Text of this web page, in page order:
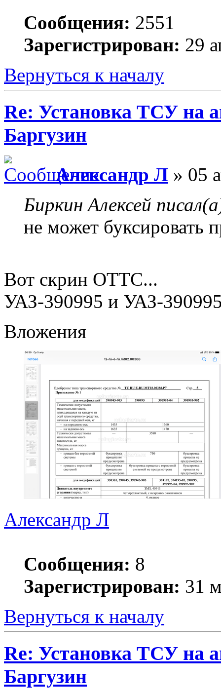
Сообщения: 2551
Зарегистрирован: 29
Вернуться к началу
Re: Установка ТСУ на
Баргузин
Александр Л » 05
Биркин Алексей
не может буксировать
Вот скрин ОТТС...
УАЗ-390995 и УАЗ-
Вложения
Александр Л
Сообщения: 8
Зарегистрирован: 31
Вернуться к началу
Re: Установка ТСУ на
Баргузин